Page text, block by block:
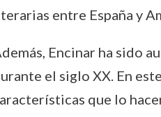
entre España y
Encinar ha sido
el siglo XX. En
que lo